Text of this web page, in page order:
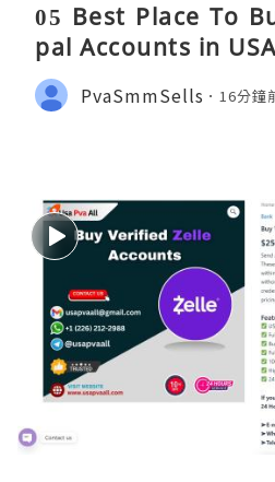
05 Best Place To
pal Accounts in
PvaSmmSells 16分鐘